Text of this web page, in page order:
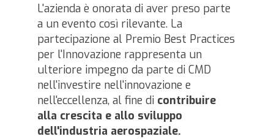
L'azienda è onorata di aver preso parte
a un evento così rilevante. La
partecipazione al Premio Best Practices
per l'Innovazione rappresenta un
ulteriore impegno da parte di CMD
nell'investire nell'innovazione e
nell'eccellenza, al fine di contribuire
alla crescita e allo sviluppo
dell'industria aerospaziale.